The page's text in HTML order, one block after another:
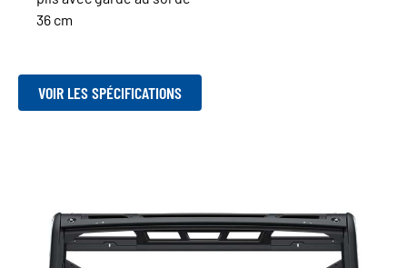
36 cm
VOIR LES SPÉCIFICATIONS